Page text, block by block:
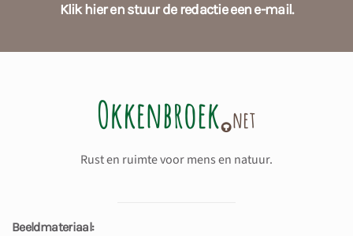
Klik hier en stuur de redactie een e-mail.
Rust en ruimte voor mens en natuur.
Beeldmateriaal: